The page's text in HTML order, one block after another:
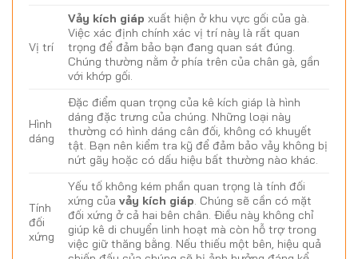
Vị trí
Vảy kích giáp xuất hiện ở khu vực gối của gà.
Việc xác định chính xác vị trí này là rất quan
trọng để đảm bảo bạn đang quan sát đúng.
Chúng thường nằm ở phía trên của chân gà, gần
với khớp gối.
Hình
dáng
Đặc điểm quan trọng của kê kích giáp là hình
dáng đặc trưng của chúng. Những loại này
thường có hình dáng cân đối, không có khuyết
tật. Bạn nên kiểm tra kỹ để đảm bảo vảy không bị
nứt gãy hoặc có dấu hiệu bất thường nào khác.
Tính
đối
xứng
Yếu tố không kém phần quan trọng là tính đối
xứng củavảy kích giáp . Chúng sẽ cần có mặt
đối xứng ở cả hai bên chân. Điều này không chỉ
giúp kê di chuyển linh hoạt mà còn hỗ trợ trong
việc giữ thăng bằng. Nếu thiếu một bên, hiệu quả